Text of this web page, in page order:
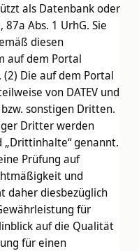
als Datenbank oder
Abs. 1 UrhG. Sie
diesen
auf dem Portal
Die auf dem Portal
von DATEV und
sonstigen Dritten.
Dritter werden
„Drittinhalte“ genannt.
Prüfung auf
und
daher diesbezüglich
für
auf die Qualität
für einen